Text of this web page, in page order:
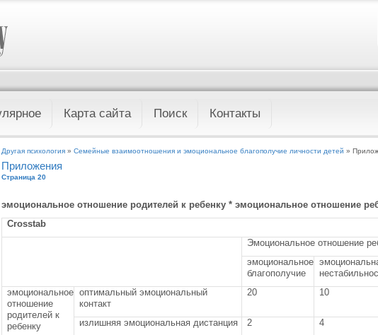
Карта сайта Поиск Контакты
Другая психология » Семейные взаимоотношения и эмоциональное благополучие личности детей »
Приложения
Страница 20
эмоциональное отношение родителей к ребенку * эмоциональное отношение
Crosstab
Эмоциональное отношение
эмоциональное
благополучие
эмоциональное
отношение
родителей к
ребенку
оптимальный эмоциональный
контакт
20 10
излишняя эмоциональная дистанция 2 4